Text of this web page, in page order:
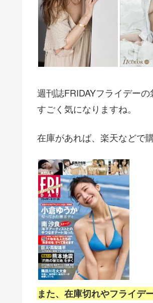
週刊誌FRIDAYフライデー
すごく気になりますね。
在庫があれば、楽天などで
また、在庫切れやフライデ